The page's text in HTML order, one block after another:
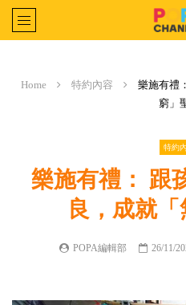
Home 特約內容
樂施有禮
窮」
特約
樂施有禮： 跟
良，成就
POPA編輯部 26/11/